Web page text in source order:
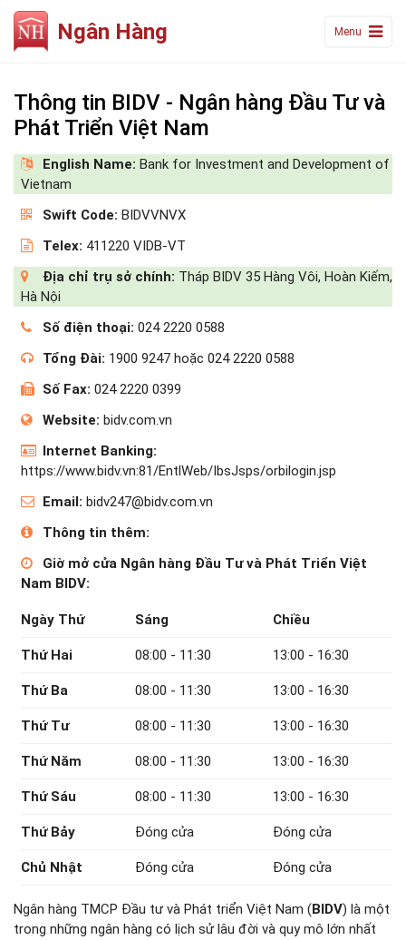
Ngân Hàng Menu
Thông tin BIDV - Ngân hàng Đầu Tư và
Phát Triển Việt Nam
English Name: Bank for Investment and Development of
Vietnam
Swift Code: BIDVVNVX
Telex: 411220 VIDB-VT
Địa chỉ trụ sở chính: Tháp BIDV 35 Hàng Vôi, Hoàn Kiếm,
Hà Nội
Số điện thoại: 024 2220 0588
Tổng Đài: 1900 9247 hoặc 024 2220 0588
Số Fax: 024 2220 0399
Website: bidv.com.vn
Internet Banking:
https://www.bidv.vn:81/EntlWeb/IbsJsps/orbilogin.jsp
Email: bidv247@bidv.com.vn
Thông tin thêm:
Giờ mở cửa Ngân hàng Đầu Tư và Phát Triển Việt
Nam BIDV:
Ngày Thứ Sáng Chiều
Thứ Hai 08:00 - 11:30 13:00 - 16:30
Thứ Ba 08:00 - 11:30 13:00 - 16:30
Thứ Tư 08:00 - 11:30 13:00 - 16:30
Thứ Năm 08:00 - 11:30 13:00 - 16:30
Thứ Sáu 08:00 - 11:30 13:00 - 16:30
Thứ Bảy Đóng cửa Đóng cửa
Chủ Nhật Đóng cửa Đóng cửa
Ngân hàng TMCP Đầu tư và Phát triển Việt Nam (BIDV) là một
trong những ngân hàng có lịch sử lâu đời và quy mô lớn nhất